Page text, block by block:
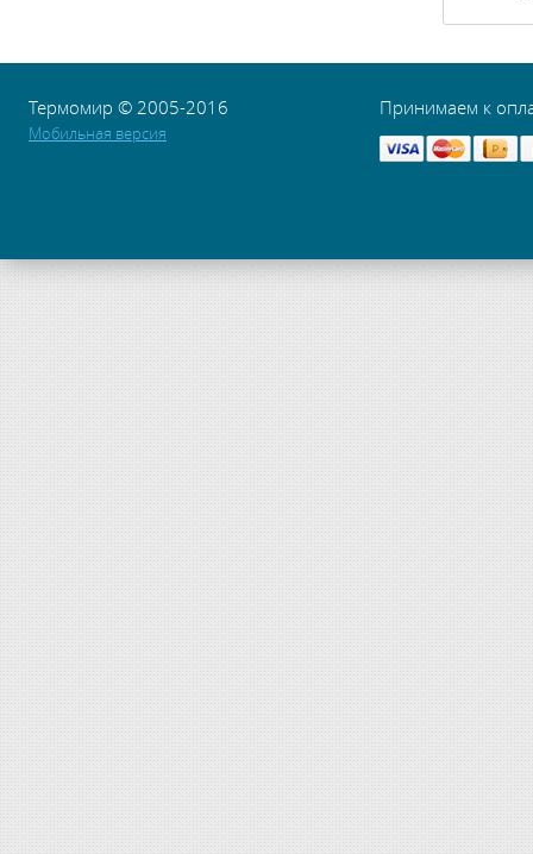
Термомир © 2005-2016
Мобильная версия
Принимаем к